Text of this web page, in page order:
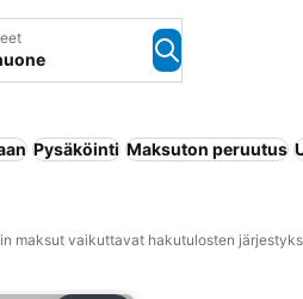
Pysäköinti Maksuton peruutus
maksut vaikuttavat hakutulosten